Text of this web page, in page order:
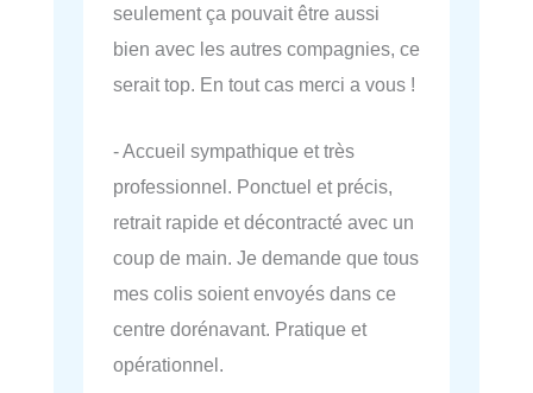
seulement ça pouvait être aussi
bien avec les autres compagnies, ce
serait top. En tout cas merci a vous !
- Accueil sympathique et très
professionnel. Ponctuel et précis,
retrait rapide et décontracté avec un
coup de main. Je demande que tous
mes colis soient envoyés dans ce
centre dorénavant. Pratique et
opérationnel.